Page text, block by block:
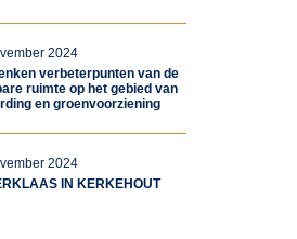
2024
verbeterpunten van de
ruimte op het gebied van
en groenvoorziening
2024
IN KERKEHOUT